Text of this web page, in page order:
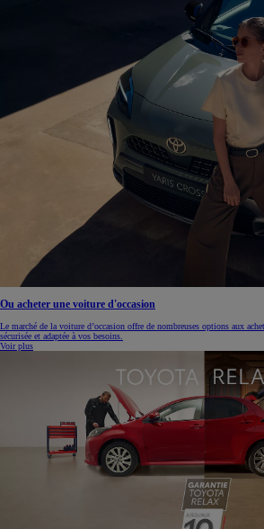
Ou acheter une voiture d'occasion
Le marché de la voiture d’occasion offre de nombreuses options aux
sécurisée et adaptée à vos besoins.
Voir plus